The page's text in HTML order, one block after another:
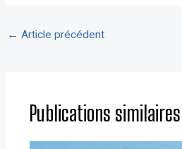
← Article précédent
Publications similaires